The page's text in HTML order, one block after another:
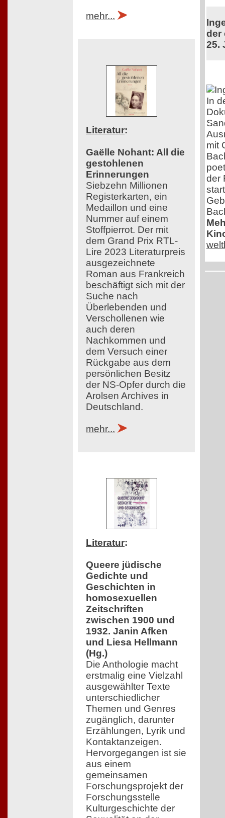
mehr...
Literatur:
Gaëlle Nohant: All die
gestohlenen
Erinnerungen
Siebzehn Millionen
Registerkarten, ein
Medaillon und eine
Nummer auf einem
Stoffpierrot. Der mit
dem Grand Prix RTL-
Lire 2023 Literaturpreis
ausgezeichnete
Roman aus Frankreich
beschäftigt sich mit der
Suche nach
Überlebenden und
Verschollenen wie
auch deren
Nachkommen und
dem Versuch einer
Rückgabe aus dem
persönlichen Besitz
der NS-Opfer durch die
Arolsen Archives in
Deutschland.
mehr...
Literatur:
Queere jüdische
Gedichte und
Geschichten in
homosexuellen
Zeitschriften
zwischen 1900 und
1932. Janin Afken
und Liesa Hellmann
(Hg.)
Die Anthologie macht
erstmalig eine Vielzahl
ausgewählter Texte
unterschiedlicher
Themen und Genres
zugänglich, darunter
Erzählungen, Lyrik und
Kontaktanzeigen.
Hervorgegangen ist sie
aus einem
gemeinsamen
Forschungsprojekt der
Forschungsstelle
Kulturgeschichte der
der
25.
In
mit
der